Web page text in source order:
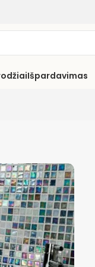
Išpardavimas